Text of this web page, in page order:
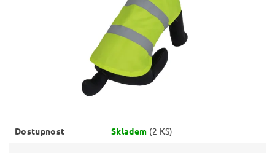
Dostupnost Skladem (2 KS)